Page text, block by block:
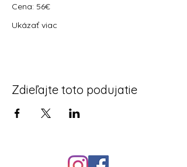
Cena: 56€
Ukázať viac
Zdieľajte toto podujatie